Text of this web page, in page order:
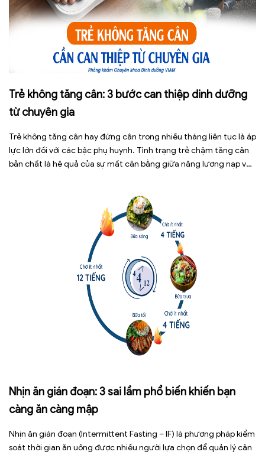
Trẻ không tăng cân: 3 bước can thiệp dinh dưỡng
từ chuyên gia
Trẻ không tăng cân hay đứng cân trong nhiều tháng liên tục là áp
lực lớn đối với các bậc phụ huynh. Tình trạng trẻ chậm tăng cân
bản chất là hệ quả của sự mất cân bằng giữa năng lượng nạp vào
Nhịn ăn gián đoạn: 3 sai lầm phổ biến khiến bạn
càng ăn càng mập
Nhịn ăn gián đoạn (Intermittent Fasting – IF) là phương pháp kiểm
soát thời gian ăn uống được nhiều người lựa chọn để quản lý cân